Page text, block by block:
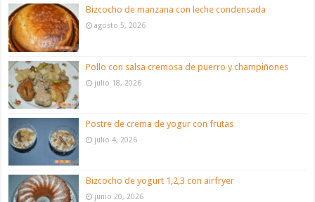
Bizcocho de manzana con leche condensada
agosto 5, 2026
Pollo con salsa cremosa de puerro y champiñones
julio 18, 2026
Postre de crema de yogur con frutas
julio 4, 2026
Bizcocho de yogurt 1,2,3 con airfryer
junio 20, 2026